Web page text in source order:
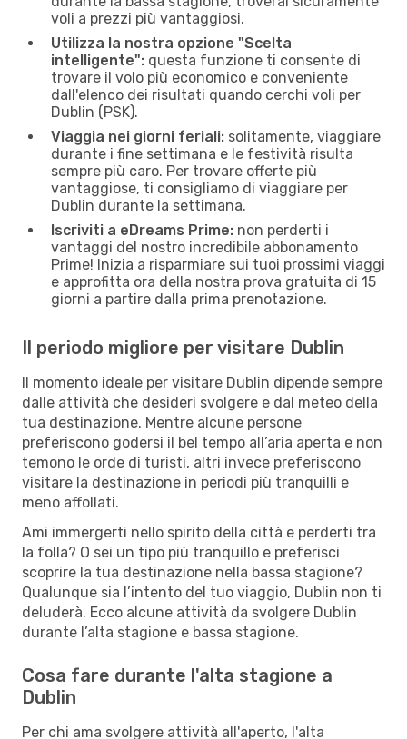
voli a prezzi più vantaggiosi.
Utilizza la nostra opzione "Scelta
intelligente": questa funzione ti consente di
trovare il volo più economico e conveniente
dall'elenco dei risultati quando cerchi voli per
Dublin (PSK).
Viaggia nei giorni feriali: solitamente, viaggiare
durante i fine settimana e le festività risulta
sempre più caro. Per trovare offerte più
vantaggiose, ti consigliamo di viaggiare per
Dublin durante la settimana.
Iscriviti a eDreams Prime: non perderti i
vantaggi del nostro incredibile abbonamento
Prime! Inizia a risparmiare sui tuoi prossimi viaggi
e approfitta ora della nostra prova gratuita di 15
giorni a partire dalla prima prenotazione.
Il periodo migliore per visitare Dublin
Il momento ideale per visitare Dublin dipende sempre
dalle attività che desideri svolgere e dal meteo della
tua destinazione. Mentre alcune persone
preferiscono godersi il bel tempo all’aria aperta e non
temono le orde di turisti, altri invece preferiscono
visitare la destinazione in periodi più tranquilli e
meno affollati.
Ami immergerti nello spirito della città e perderti tra
la folla? O sei un tipo più tranquillo e preferisci
scoprire la tua destinazione nella bassa stagione?
Qualunque sia l’intento del tuo viaggio, Dublin non ti
deluderà. Ecco alcune attività da svolgere Dublin
durante l’alta stagione e bassa stagione.
Cosa fare durante l'alta stagione a
Dublin
Per chi ama svolgere attività all'aperto, l'alta